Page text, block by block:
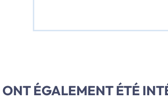
ÉGALEMENT ÉTÉ